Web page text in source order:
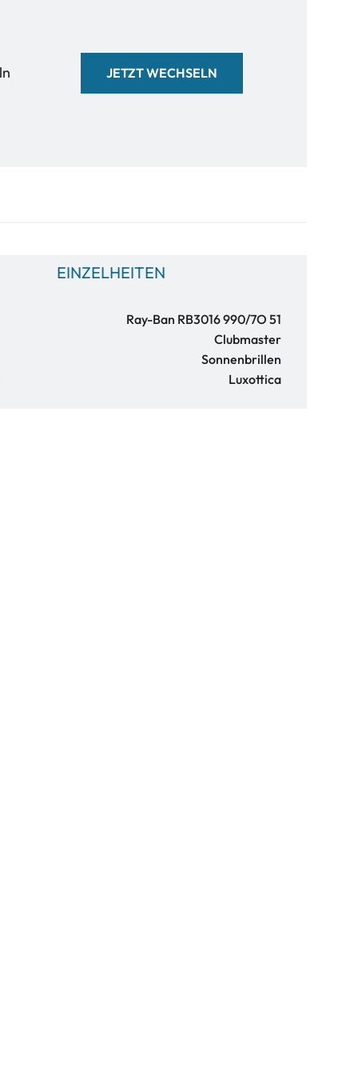
JETZT WECHSELN
EINZELHEITEN
Ray-Ban RB3016 990/7O 51
Clubmaster
Sonnenbrillen
Luxottica